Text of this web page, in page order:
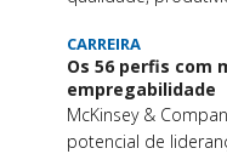
CARREIRA
Os 56 perfis com
empregabilidade
McKinsey &
potencial de